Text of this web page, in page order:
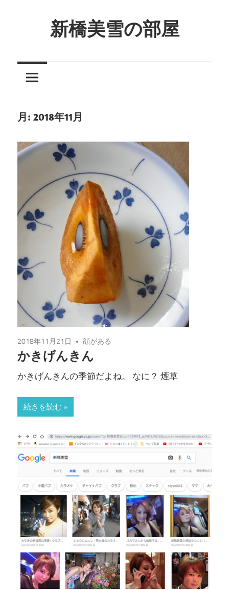
ツ
キ
ッ
プ
新橋美雪の部屋
ん
し
癒
間
月: 2018年11月
2018年11月21日 顔がある
かきげんきん
かきげんきんの季節だよね。 なに？ 煙草
続きを読む